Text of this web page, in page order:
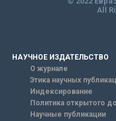
All
НАУЧНОЕ ИЗДАТЕЛЬСТВО
О журнале
Этика научных
Индексирование
Политика открытого
Научные публикации